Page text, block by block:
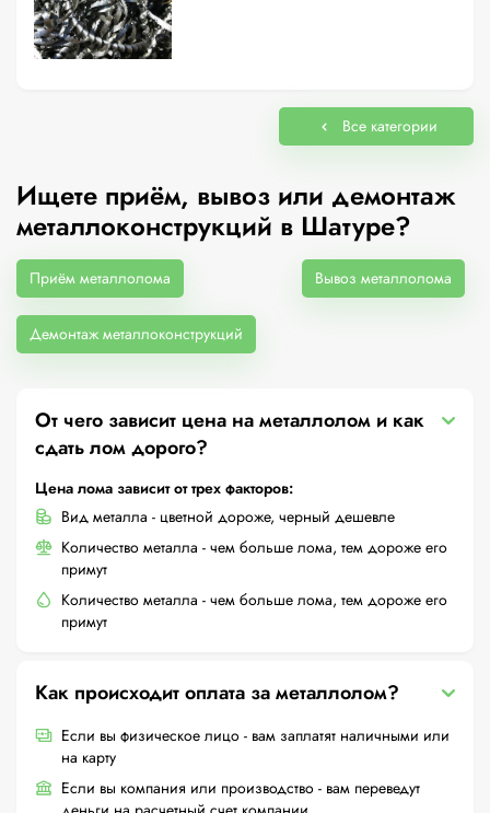
Все категории
Ищете приём, вывоз или демонтаж
металлоконструкций в Шатуре?
Приём металлолома Вывоз металлолома
Демонтаж металлоконструкций
От чего зависит цена на металлолом и как
сдать лом дорого?
Цена лома зависит от трех факторов:
Вид металла - цветной дороже, черный дешевле
Количество металла - чем больше лома, тем дороже его
примут
Количество металла - чем больше лома, тем дороже его
примут
Как происходит оплата за металлолом?
Если вы физическое лицо - вам заплатят наличными или
на карту
Если вы компания или производство - вам переведут